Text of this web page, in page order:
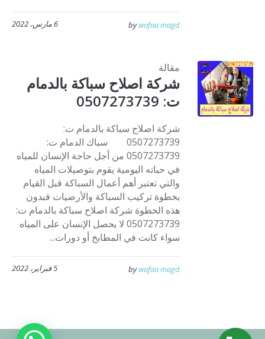
6 مارس، 2022 bywafaa magd
مقالة
شركة اصلاح سباكة بالدمام
ت: 0507273739
شركة اصلاح سباكة بالدمام ت:
0507273739 سباك الدمام ت:
0507273739 من أجل حاجة الإنسان للمياه
في حياته اليومية يقوم بتوصيلات المياه
والتي تعتبر أهم أعمال السباكة قبل القيام
بخطوة تركيب السباكة والأرضيات فبدون
هذه الخطوة شركة اصلاح سباكة بالدمام ت:
0507273739 لا يحصل الإنسان على المياه
سواء كانت في المطابخ أو دورات...
5 فبراير، 2022 bywafaa magd